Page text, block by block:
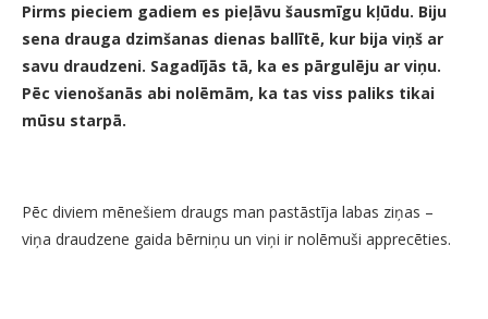
Pirms pieciem gadiem es pieļāvu šausmīgu kļūdu. Biju
sena drauga dzimšanas dienas ballītē, kur bija viņš ar
savu draudzeni. Sagadījās tā, ka es pārgulēju ar viņu.
Pēc vienošanās abi nolēmām, ka tas viss paliks tikai
mūsu starpā.
Pēc diviem mēnešiem draugs man pastāstīja labas ziņas –
viņa draudzene gaida bērniņu un viņi ir nolēmuši apprecēties.